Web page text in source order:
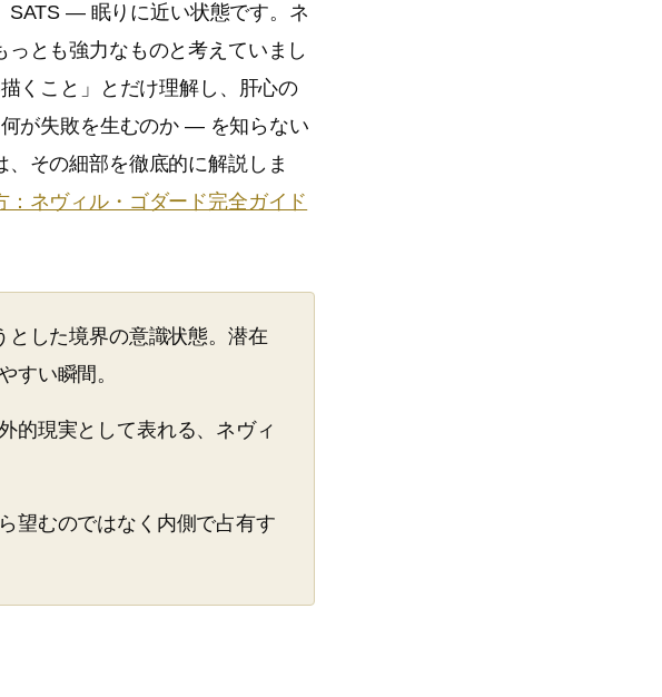
SATS — 眠りに近い状態です。ネ
とも強力なものと考えていまし
くこと」とだけ理解し、肝心の
が失敗を生むのか — を知らない
その細部を徹底的に解説しま
：ネヴィル・ゴダード完全ガイド
とした境界の意識状態。潜在
すい瞬間。
的現実として表れる、ネヴィ
望むのではなく内側で占有す